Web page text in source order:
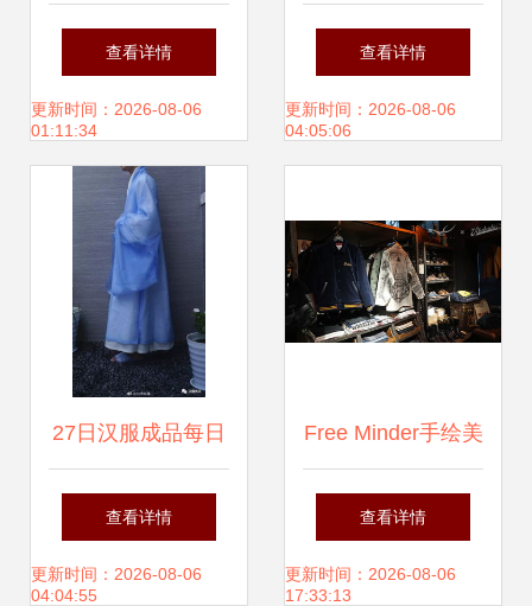
昨日衣裳绽放新风
尚
查看详情
更新时间：2026-08-06
01:11:34
谊纺织的高端天丝
横直竹牛仔面料
查看详情
更新时间：2026-08-06
04:05:06
27日汉服成品每日
商情
查看详情
更新时间：2026-08-06
04:04:55
Free Minder手绘美
式工装创作纪录 从
草图到成品的蜕变
查看详情
更新时间：2026-08-06
17:33:13